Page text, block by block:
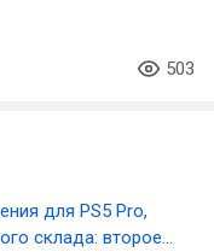
503
для PS5 Pro,
склада: второе